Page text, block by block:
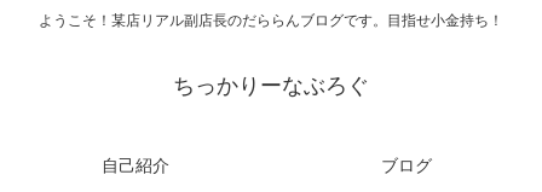
ようこそ！某店リアル副店長のだららんブログです。目指せ小金持ち！
ちっかりーなぶろぐ
自己紹介 ブログ